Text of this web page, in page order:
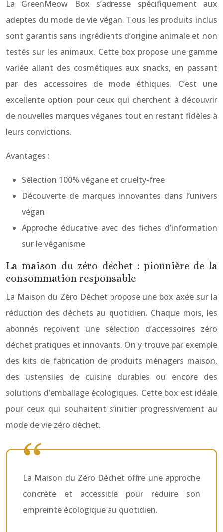
La GreenMeow Box s’adresse spécifiquement aux
adeptes du mode de vie végan. Tous les produits inclus
sont garantis sans ingrédients d’origine animale et non
testés sur les animaux. Cette box propose une gamme
variée allant des cosmétiques aux snacks, en passant
par des accessoires de mode éthiques. C’est une
excellente option pour ceux qui cherchent à découvrir
de nouvelles marques véganes tout en restant fidèles à
leurs convictions.
Avantages :
Sélection 100% végane et cruelty-free
Découverte de marques innovantes dans l’univers
végan
Approche éducative avec des fiches d’information
sur le véganisme
La maison du zéro déchet : pionnière de la
consommation responsable
La Maison du Zéro Déchet propose une box axée sur la
réduction des déchets au quotidien. Chaque mois, les
abonnés reçoivent une sélection d’accessoires zéro
déchet pratiques et innovants. On y trouve par exemple
des kits de fabrication de produits ménagers maison,
des ustensiles de cuisine durables ou encore des
solutions d’emballage écologiques. Cette box est idéale
pour ceux qui souhaitent s’initier progressivement au
mode de vie zéro déchet.
La Maison du Zéro Déchet offre une approche
concrète et accessible pour réduire son
empreinte écologique au quotidien.